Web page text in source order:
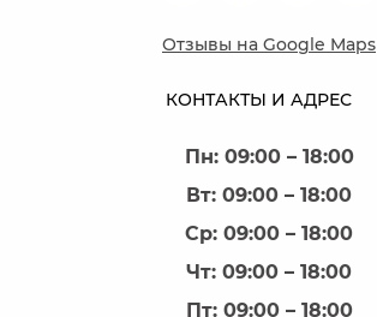
КОНТАКТЫ И АДРЕС
Пн: 09:00 – 18:00
Вт: 09:00 – 18:00
Ср: 09:00 – 18:00
Чт: 09:00 – 18:00
Пт: 09:00 – 18:00
Отзывы на Google Maps